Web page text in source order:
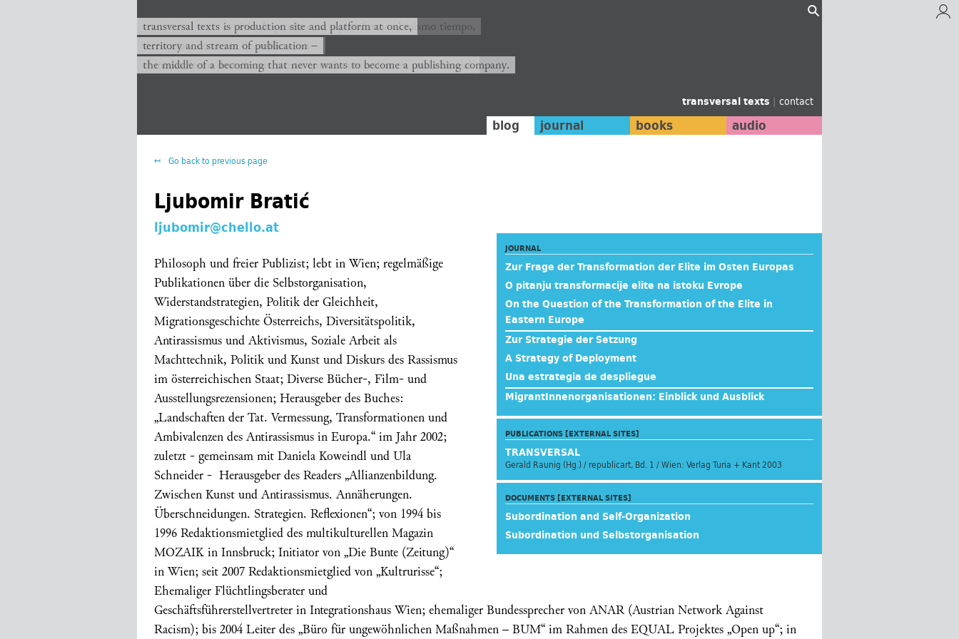
transversal texts es sitio de producción y plataforma al mismo tiempo,
territorio y corriente de publicación −
el medio de un devenir que nunca querrá convertirse en una editorial.
transversal texts is production site and platform at once,
territory and stream of publication −
the middle of a becoming that never wants to become a publishing company.
transversal texts | contact
blog journal books audio
Go back to previous page
Ljubomir Bratić
JOURNAL
Zur Frage der Transformation der Elite im Osten Europas
O pitanju transformacije elite na istoku Evrope
On the Question of the Transformation of the Elite in
Eastern Europe
Zur Strategie der Setzung
A Strategy of Deployment
Una estrategia de despliegue
MigrantInnenorganisationen: Einblick und Ausblick
PUBLICATIONS [EXTERNAL SITES]
TRANSVERSAL
Gerald Raunig (Hg.) / republicart, Bd. 1 / Wien: Verlag Turia + Kant 2003
DOCUMENTS [EXTERNAL SITES]
Subordination and Self-Organization
Subordination und Selbstorganisation
ljubomir@chello.at
Philosoph und freier Publizist; lebt in Wien; regelmäßige
Publikationen über die Selbstorganisation,
Widerstandstrategien, Politik der Gleichheit,
Migrationsgeschichte Österreichs, Diversitätspolitik,
Antirassismus und Aktivismus, Soziale Arbeit als
Machttechnik, Politik und Kunst und Diskurs des Rassismus
im österreichischen Staat; Diverse Bücher-, Film- und
Ausstellungsrezensionen; Herausgeber des Buches:
„Landschaften der Tat. Vermessung, Transformationen und
Ambivalenzen des Antirassismus in Europa.“ im Jahr 2002;
zuletzt - gemeinsam mit Daniela Koweindl und Ula
Schneider - Herausgeber des Readers „Allianzenbildung.
Zwischen Kunst und Antirassismus. Annäherungen.
Überschneidungen. Strategien. Reflexionen“; von 1994 bis
1996 Redaktionsmietglied des multikulturellen Magazin
MOZAIK in Innsbruck; Initiator von „Die Bunte (Zeitung)“
in Wien; seit 2007 Redaktionsmietglied von „Kultrurisse“;
Ehemaliger Flüchtlingsberater und
Geschäftsführerstellvertreter in Integrationshaus Wien; ehemaliger Bundessprecher von ANAR (Austrian Network Against
Racism); bis 2004 Leiter des „Büro für ungewöhnlichen Maßnahmen – BUM“ im Rahmen des EQUAL Projektes „Open up“; in